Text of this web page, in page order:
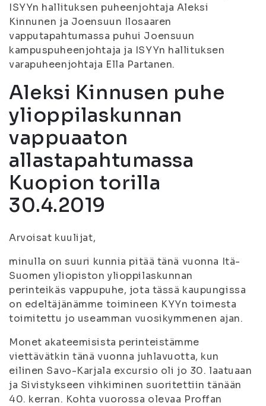
ISYYn hallituksen puheenjohtaja Aleksi
Kinnunen ja Joensuun Ilosaaren
vapputapahtumassa puhui Joensuun
kampuspuheenjohtaja ja ISYYn hallituksen
varapuheenjohtaja Ella Partanen.
Aleksi Kinnusen puhe
ylioppilaskunnan
vappuaaton
allastapahtumassa
Kuopion torilla
30.4.2019
Arvoisat kuulijat,
minulla on suuri kunnia pitää tänä vuonna Itä-
Suomen yliopiston ylioppilaskunnan
perinteikäs vappupuhe, jota tässä kaupungissa
on edeltäjänämme toimineen KYYn toimesta
toimitettu jo useamman vuosikymmenen ajan.
Monet akateemisista perinteistämme
viettävätkin tänä vuonna juhlavuotta, kun
eilinen Savo-Karjala excursio oli jo 30. laatuaan
ja Sivistykseen vihkiminen suoritettiin tänään
40. kerran. Kohta vuorossa olevaa Proffan